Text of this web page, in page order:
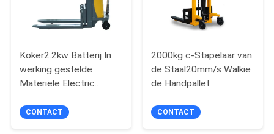
Koker2.2kw Batterij In
werking gestelde
Materiële Electric
CONTACT
2000kg c-Stapelaar van
de Staal20mm/s Walkie
de Handpallet
CONTACT